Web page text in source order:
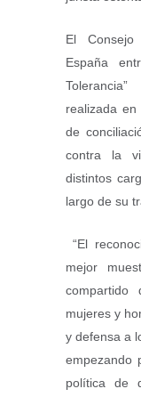
El
España
realizada
de
contra la
distintos
largo de su
“El
mejor
mujeres y
y defensa a
empezando
política de